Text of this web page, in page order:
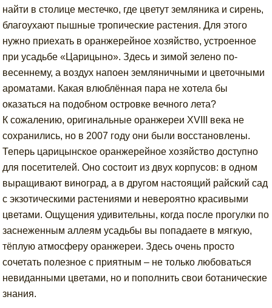
найти в столице местечко, где цветут земляника и сирень,
благоухают пышные тропические растения. Для этого
нужно приехать в оранжерейное хозяйство, устроенное
при усадьбе «Царицыно». Здесь и зимой зелено по-
весеннему, а воздух напоен земляничными и цветочными
ароматами. Какая влюблённая пара не хотела бы
оказаться на подобном островке вечного лета?
К сожалению, оригинальные оранжереи XVIII века не
сохранились, но в 2007 году они были восстановлены.
Теперь царицынское оранжерейное хозяйство доступно
для посетителей. Оно состоит из двух корпусов: в одном
выращивают виноград, а в другом настоящий райский сад
с экзотическими растениями и невероятно красивыми
цветами. Ощущения удивительны, когда после прогулки по
заснеженным аллеям усадьбы вы попадаете в мягкую,
тёплую атмосферу оранжереи. Здесь очень просто
сочетать полезное с приятным – не только любоваться
невиданными цветами, но и пополнить свои ботанические
знания.